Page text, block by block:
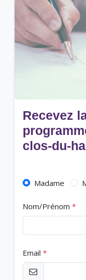
Recevez
clos-du-
Madame
Nom/Prénom *
Email *